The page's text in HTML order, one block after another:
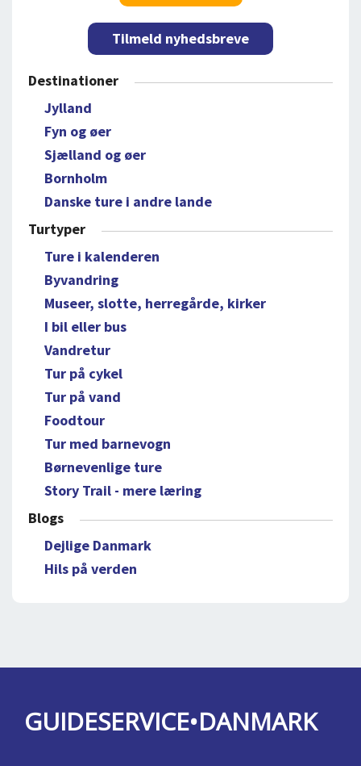
Tilmeld nyhedsbreve
Destinationer
Jylland
Fyn og øer
Sjælland og øer
Bornholm
Danske ture i andre lande
Turtyper
Ture i kalenderen
Byvandring
Museer, slotte, herregårde, kirker
I bil eller bus
Vandretur
Tur på cykel
Tur på vand
Foodtour
Tur med barnevogn
Børnevenlige ture
Story Trail - mere læring
Blogs
Dejlige Danmark
Hils på verden
GUIDESERVICE•DANMARK